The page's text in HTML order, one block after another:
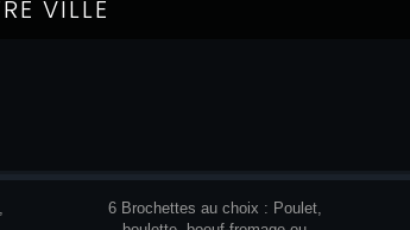
6 Brochettes au choix : Poulet,